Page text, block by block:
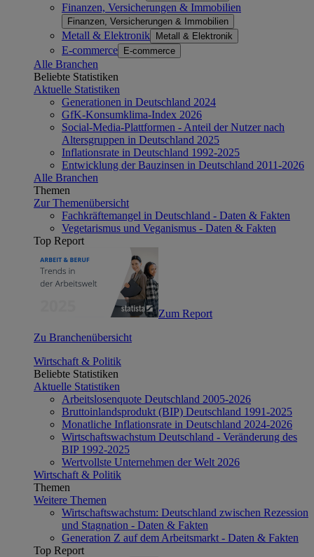
Finanzen, Versicherungen & Immobilien
Finanzen, Versicherungen & Immobilien
Metall & Elektronik Metall & Elektronik
E-commerce E-commerce
Alle Branchen
Beliebte Statistiken
Aktuelle Statistiken
Generationen in Deutschland 2024
GfK-Konsumklima-Index 2026
Social-Media-Plattformen - Anteil der Nutzer nach
Altersgruppen in Deutschland 2025
Inflationsrate in Deutschland 1992-2025
Entwicklung der Bauzinsen in Deutschland 2011-2026
Alle Branchen
Themen
Zur Themenübersicht
Fachkräftemangel in Deutschland - Daten & Fakten
Vegetarismus und Veganismus - Daten & Fakten
Top Report
Zum Report
Zu Branchenübersicht
Wirtschaft & Politik
Beliebte Statistiken
Aktuelle Statistiken
Arbeitslosenquote Deutschland 2005-2026
Bruttoinlandsprodukt (BIP) Deutschland 1991-2025
Monatliche Inflationsrate in Deutschland 2024-2026
Wirtschaftswachstum Deutschland - Veränderung des
BIP 1992-2025
Wertvollste Unternehmen der Welt 2026
Wirtschaft & Politik
Themen
Weitere Themen
Wirtschaftswachstum: Deutschland zwischen Rezession
und Stagnation - Daten & Fakten
Generation Z auf dem Arbeitsmarkt - Daten & Fakten
Top Report